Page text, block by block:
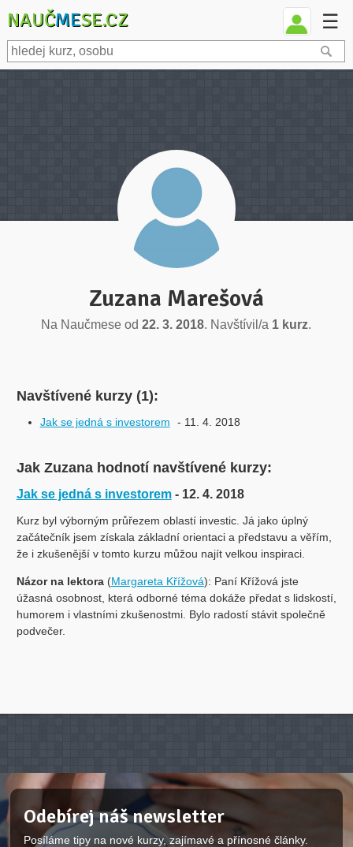
NAUČMESE.CZ ☰
Zuzana Marešová
Na Naučmese od22. 3. 2018. Navštívil/a 1 kurz.
Navštívené kurzy (1):
Jak se jedná s investorem - 11. 4. 2018
Jak Zuzana hodnotí navštívené kurzy:
Jak se jedná s investorem - 12. 4. 2018
Kurz byl výborným průřezem oblastí investic. Já jako úplný
začátečník jsem získala základní orientaci a představu a věřím,
že i zkušenější v tomto kurzu můžou najít velkou inspiraci.
Názor na lektora(Margareta Křížová): Paní Křížová jste
úžasná osobnost, která odborné téma dokáže předat s lidskostí,
humorem i vlastními zkušenostmi. Bylo radostí stávit společně
podvečer.
Odebírej náš newsletter
Posíláme tipy na nové kurzy, zajímavé a přínosné články.